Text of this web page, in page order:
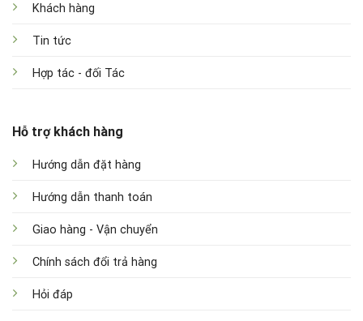
Khách hàng
Tin tức
Hợp tác - đối Tác
Hỗ trợ khách hàng
Hướng dẫn đặt hàng
Hướng dẫn thanh toán
Giao hàng - Vận chuyển
Chính sách đổi trả hàng
Hỏi đáp